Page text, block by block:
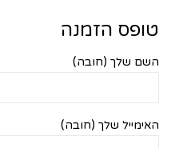
טופס הזמנה
השם שלך (חובה)
האימייל שלך (חובה)